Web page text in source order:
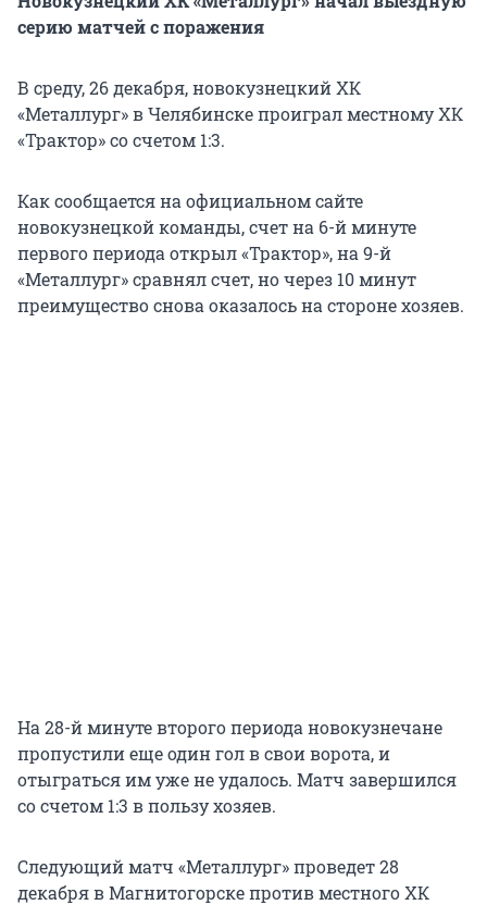
серию матчей с поражения
В среду, 26 декабря, новокузнецкий ХК
«Металлург» в Челябинске проиграл местному ХК
«Трактор» со счетом 1:3.
Как сообщается на официальном сайте
новокузнецкой команды, счет на 6-й минуте
первого периода открыл «Трактор», на 9-й
«Металлург» сравнял счет, но через 10 минут
преимущество снова оказалось на стороне хозяев.
На 28-й минуте второго периода новокузнечане
пропустили еще один гол в свои ворота, и
отыграться им уже не удалось. Матч завершился
со счетом 1:3 в пользу хозяев.
Следующий матч «Металлург» проведет 28
декабря в Магнитогорске против местного ХК